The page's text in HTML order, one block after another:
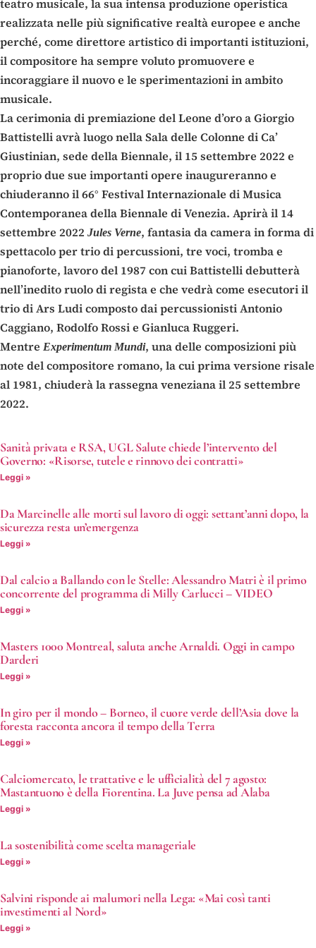
teatro musicale, la sua intensa produzione operistica
realizzata nelle più significative realtà europee e anche
perché, come direttore artistico di importanti istituzioni,
il compositore ha sempre voluto promuovere e
incoraggiare il nuovo e le sperimentazioni in ambito
musicale.
La cerimonia di premiazione del Leone d’oro a Giorgio
Battistelli avrà luogo nella Sala delle Colonne di Ca’
Giustinian, sede della Biennale, il 15 settembre 2022 e
proprio due sue importanti opere inaugureranno e
chiuderanno il 66° Festival Internazionale di Musica
Contemporanea della Biennale di Venezia. Aprirà il 14
settembre 2022 Jules Verne, fantasia da camera in forma di
spettacolo per trio di percussioni, tre voci, tromba e
pianoforte, lavoro del 1987 con cui Battistelli debutterà
nell’inedito ruolo di regista e che vedrà come esecutori il
trio di Ars Ludi composto dai percussionisti Antonio
Caggiano, Rodolfo Rossi e Gianluca Ruggeri.
Mentre Experimentum Mundi, una delle composizioni più
note del compositore romano, la cui prima versione risale
al 1981, chiuderà la rassegna veneziana il 25 settembre
2022.
Sanità privata e RSA, UGL Salute chiede l’intervento del
Governo: «Risorse, tutele e rinnovo dei contratti»
Leggi »
Da Marcinelle alle morti sul lavoro di oggi: settant’anni dopo, la
sicurezza resta un’emergenza
Leggi »
Dal calcio a Ballando con le Stelle: Alessandro Matri è il primo
concorrente del programma di Milly Carlucci – VIDEO
Leggi »
Masters 1000 Montreal, saluta anche Arnaldi. Oggi in campo
Darderi
Leggi »
In giro per il mondo – Borneo, il cuore verde dell’Asia dove la
foresta racconta ancora il tempo della Terra
Leggi »
Calciomercato, le trattative e le ufficialità del 7 agosto:
Mastantuono è della Fiorentina. La Juve pensa ad Alaba
Leggi »
La sostenibilità come scelta manageriale
Leggi »
Salvini risponde ai malumori nella Lega: «Mai così tanti
investimenti al Nord»
Leggi »